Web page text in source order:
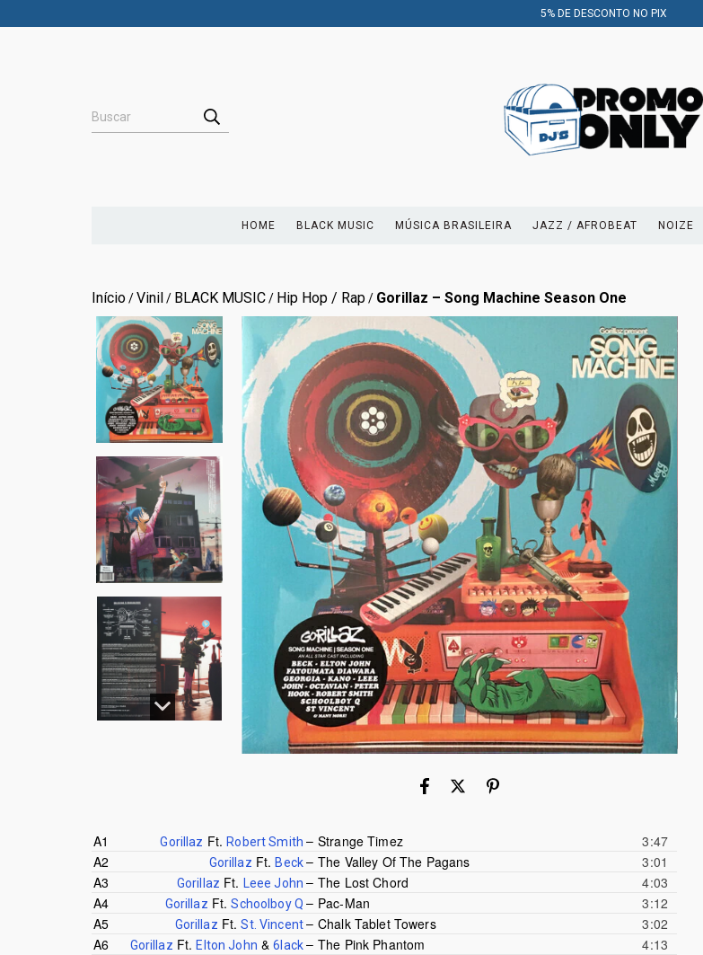
5% DE DESCONTO NO PIX
HOME BLACK MUSIC MÚSICA BRASILEIRA JAZZ / AFROBEAT NOIZE
Início/Vinil/ BLACK MUSIC/ Hip Hop / Rap/ Gorillaz – Song Machine Season One
A1 Gorillaz Ft.Robert Smith – Strange Timez
3:47
A2
Gorillaz Ft.Beck– The Valley Of The Pagans
3:01
A3
Gorillaz Ft. Leee John – The Lost Chord
4:03
A4
Gorillaz Ft.Schoolboy Q – Pac-Man
3:12
A5
Gorillaz Ft.St. Vincent– Chalk Tablet Towers
3:02
A6
Gorillaz Ft.Elton John &6lack– The Pink Phantom
4:13